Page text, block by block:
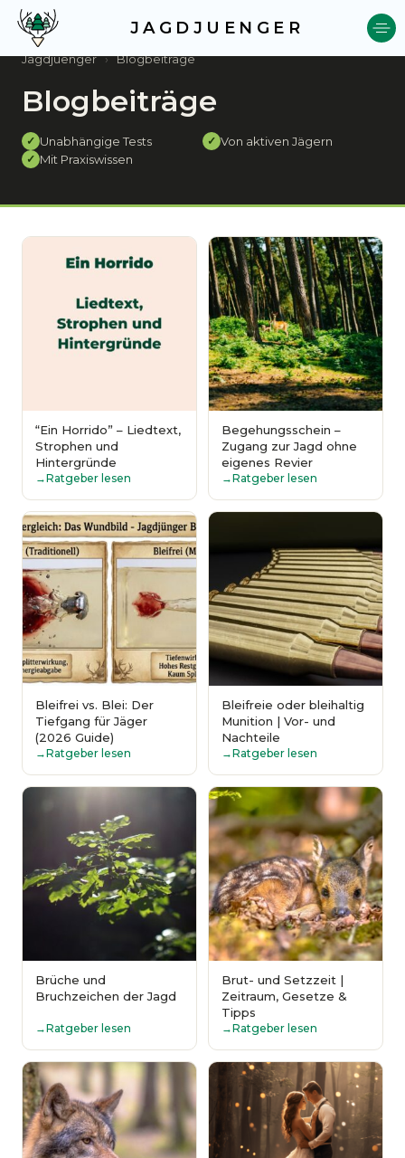
JAGDJUENGER
Jagdjuenger › Blogbeiträge
Blogbeiträge
✓ Unabhängige Tests ✓ Von aktiven Jägern
✓ Mit Praxiswissen
“Ein Horrido” – Liedtext,
Strophen und
Hintergründe
Ratgeber lesen
Begehungsschein –
Zugang zur Jagd ohne
eigenes Revier
Ratgeber lesen
Bleifrei vs. Blei: Der
Tiefgang für Jäger
(2026 Guide)
Ratgeber lesen
Bleifreie oder bleihaltig
Munition | Vor- und
Nachteile
Ratgeber lesen
Brüche und
Bruchzeichen der Jagd
Ratgeber lesen
Brut- und Setzzeit |
Zeitraum, Gesetze &
Tipps
Ratgeber lesen